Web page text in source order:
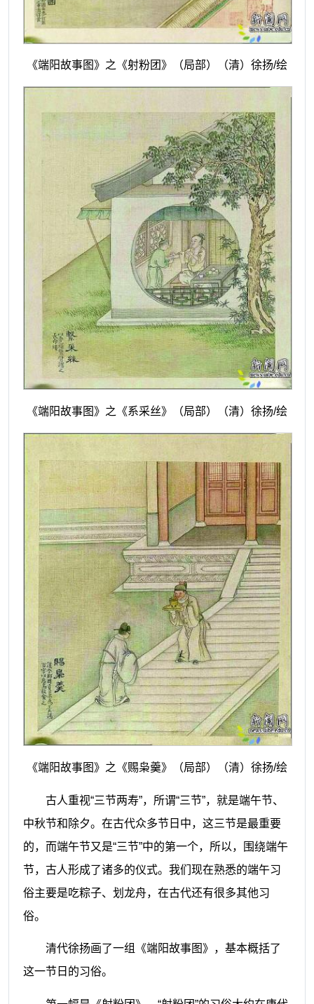
《端阳故事图》之《射粉团》（局部） （清）徐扬/绘
《端阳故事图》之《系采丝》（局部） （清）徐扬/绘
《端阳故事图》之《赐枭羹》（局部）（清）徐扬/绘
古人重视“三节两寿”，所谓“三节”，就是端午节、
中秋节和除夕。在古代众多节日中，这三节是最重要
的，而端午节又是“三节”中的第一个，所以，围绕端午
节，古人形成了诸多的仪式。我们现在熟悉的端午习
俗主要是吃粽子、划龙舟，在古代还有很多其他习
俗。
清代徐扬画了一组《端阳故事图》，基本概括了
这一节日的习俗。